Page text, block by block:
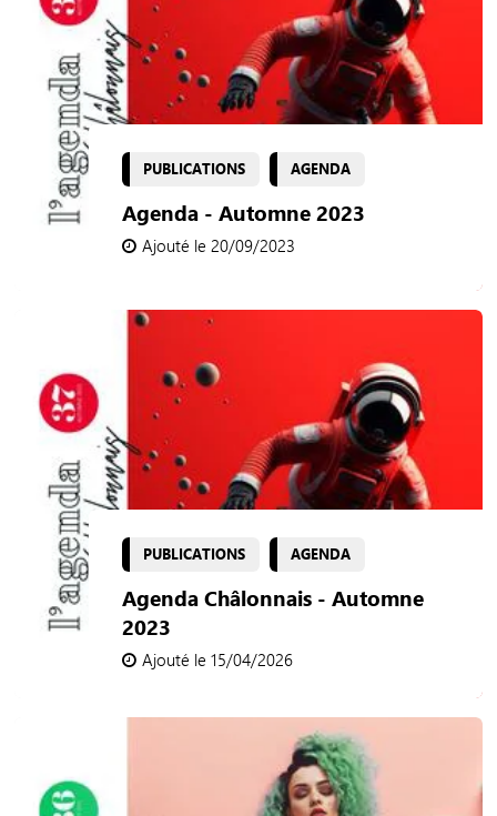
PUBLICATIONS AGENDA
Agenda - Automne 2023
Ajouté le 20/09/2023
PUBLICATIONS AGENDA
Agenda Châlonnais - Automne
2023
Ajouté le 15/04/2026